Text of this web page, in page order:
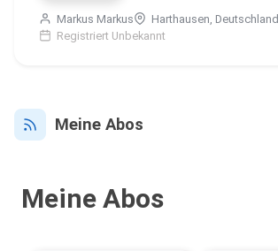
Markus Markus
Harthausen, Deutschland
Registriert Unbekannt
Meine Abos
Meine Abos